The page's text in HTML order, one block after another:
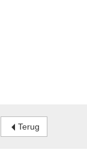
Terug